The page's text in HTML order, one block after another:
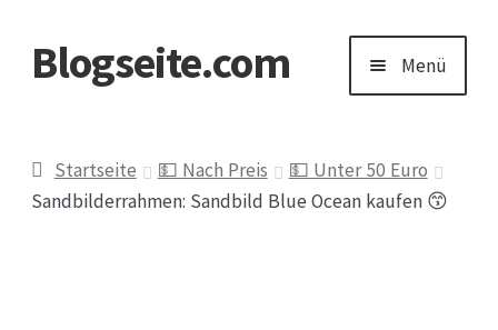
Zur
Navigation
Zum
Blogseite.com Menü
Datenschutzerklärung
Startseite 💵 Nach Preis
💵 Unter 50 Euro
Sandbilderrahmen: Sandbild Blue Ocean kaufen 😙